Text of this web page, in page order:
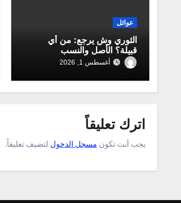
عوائل
الثوري وش يرجع: من أي
قبيلة؟ الأصل والنسب
أغسطس 1, 2026
اترك تعليقاً
يجب أنت تكون مسجل الدخول لتضيف تعليقاً.